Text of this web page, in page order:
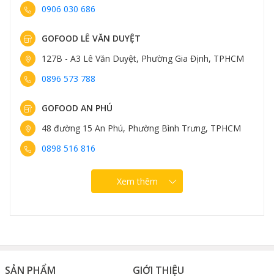
0906 030 686
GOFOOD LÊ VĂN DUYỆT
127B - A3 Lê Văn Duyệt, Phường Gia Định, TPHCM
0896 573 788
GOFOOD AN PHÚ
48 đường 15 An Phú, Phường Bình Trưng, TPHCM
0898 516 816
Xem thêm
SẢN PHẨM GIỚI THIỆU